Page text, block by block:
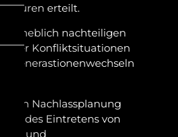
erteilt.
erheblich nachteiligen
der Konfliktsituationen
Generastionenwechseln
Nachlassplanung
des Eintretens von
und